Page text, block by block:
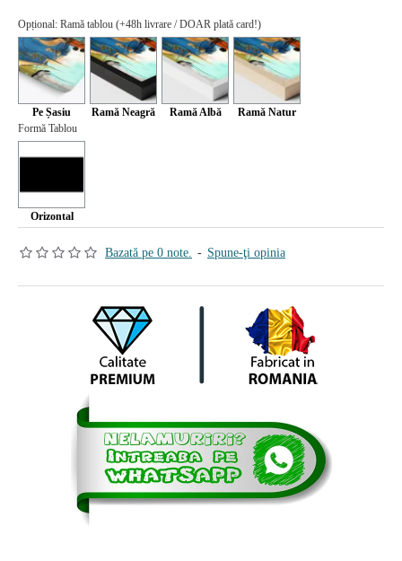
Bazată pe 0 note. - Spune-ţi opinia
Opțional: Ramă tablou (+48h livrare / DOAR plată card!)
Pe Șasiu Ramă Neagră Ramă Albă
Ramă Natur
Formă Tablou
Orizontal